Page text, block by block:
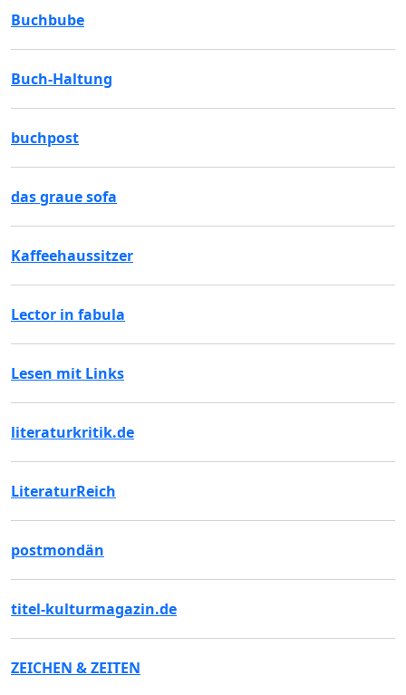
Buchbube
Buch-Haltung
buchpost
das graue sofa
Kaffeehaussitzer
Lector in fabula
Lesen mit Links
literaturkritik.de
LiteraturReich
postmondän
titel-kulturmagazin.de
ZEICHEN & ZEITEN